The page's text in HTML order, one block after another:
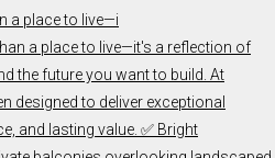
a place to live—i